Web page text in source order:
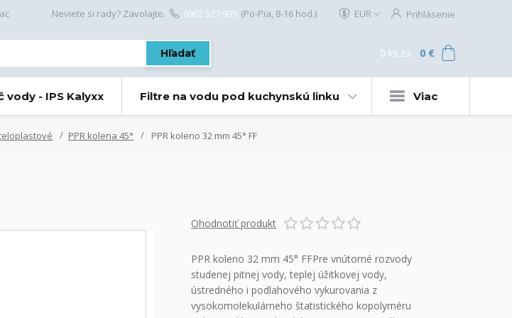
EUR Prihlásenie
Hľadať
Neviete si rady? Zavolajte. 0902 527 909 (Po-Pia, 8-16 hod.)
0 ks za 0 €
vody - IPS Kalyxx Filtre na vodu pod kuchynskú linku Viac
PPR kolena 45° PPR koleno 32 mm 45° FF
Ohodnotiť produkt
PPR koleno 32 mm 45° FFPre vnútorné rozvody
studenej pitnej vody, teplej úžitkovej vody,
ústredného i podlahového vykurovania z
vysokomolekulárneho štatistického kopolyméru